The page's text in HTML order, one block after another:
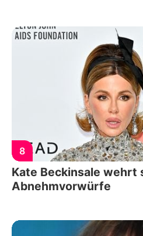
8
Kate Beckinsale wehrt
Abnehmvorwürfe